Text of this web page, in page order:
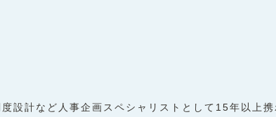
設計など⼈事企画スペシャリストとして15年以上